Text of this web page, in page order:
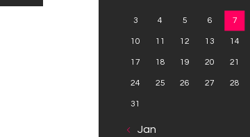
3 4 5 6 7
10 11 12 13 14
17 18 19 20 21
24 25 26 27 28
31
« Jan